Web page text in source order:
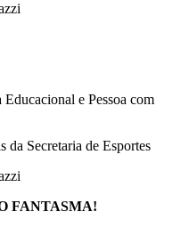
e Pessoa com
da Secretaria de Esportes
FANTASMA!